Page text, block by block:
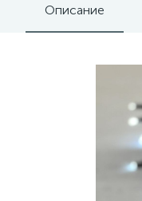
Описание